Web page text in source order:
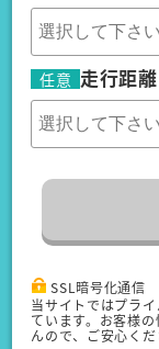
任意 走行距離
SSL暗号化通信
当サイトではプラ
ています。お客様
んので、ご安心くだ